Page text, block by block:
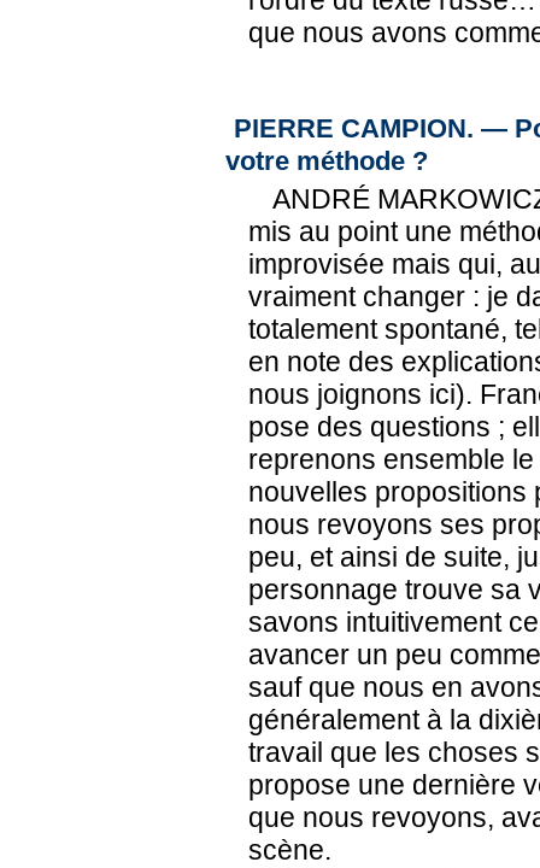
que nous avons
PIERRE CAMPION. —
votre méthode ?
ANDRÉ
mis au point une
improvisée mais qui,
vraiment changer : je
totalement spontané,
en note des
nous joignons ici).
pose des questions ;
reprenons ensemble
nouvelles propositions
nous revoyons ses
peu, et ainsi de suite,
personnage trouve sa
savons intuitivement
avancer un peu
sauf que nous en
généralement à la
travail que les choses
propose une dernière
que nous revoyons,
scène.